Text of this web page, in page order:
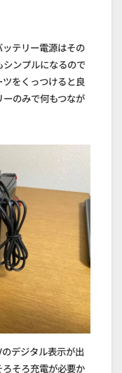
テリー電源はその
ンプルになるので
をくっつけると良
のみで何もつなが
デジタル表示が出
そろ充電が必要か